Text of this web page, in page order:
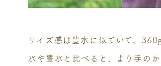
サイズ感は豊水に似ていて、
水や豊水と比べると、より手の